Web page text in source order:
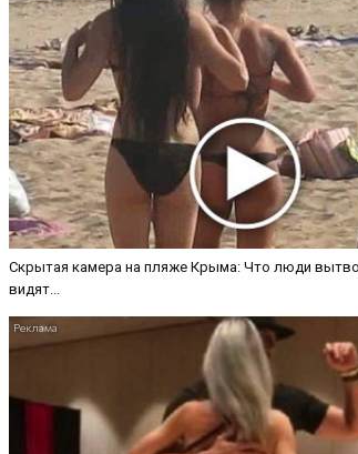
Скрытая камера на пляже Крыма: Что люди
видят...